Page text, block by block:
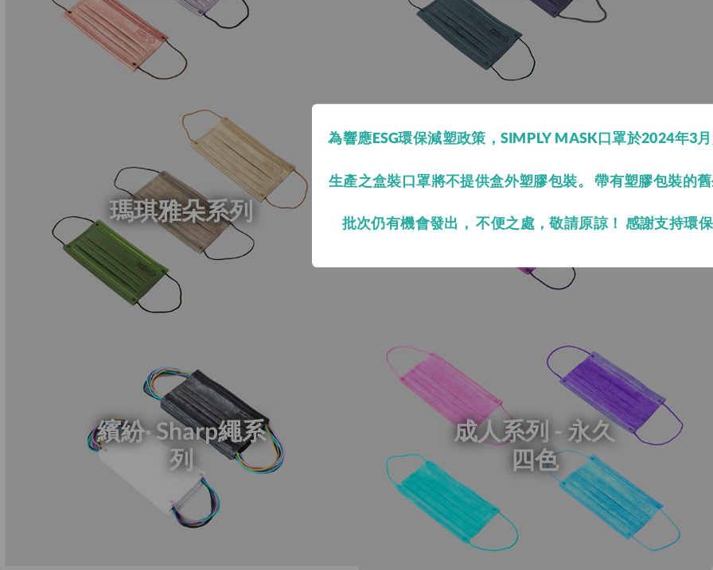
為響應ESG環保減塑政策，SIMPLY MASK口罩於2024年3
生產之盒裝口罩將不提供盒外塑膠包裝。 帶有塑膠包裝的
批次仍有機會發出， 不便之處，敬請原諒！ 感謝支持環
瑪琪雅朵系列 海洋系列
繽紛· Sharp繩系
列
成人系列 - 永久
四色